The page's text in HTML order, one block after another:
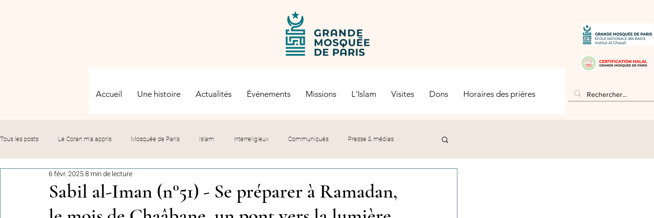
Accueil Une histoire Actualités Événements Missions L'Islam Visites Dons Horaires des prières
Tous les posts Le Coran m’a appris Mosquée de Paris Islam Interreligieux Communiqués Presse & médias
Evénements Solidarité Formation
Sabil al-Iman (n°51) - Se préparer à Ramadan,
6 févr. 20258 min de lecture